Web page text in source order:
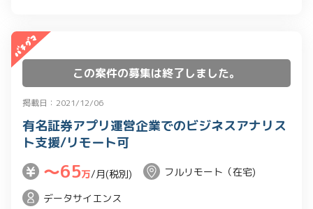
の原理の理解レベルがあれば問題ありま
せん。
2.新規媒体の開発ディレクション
新規サービスの立ち上げの開発ディレク
ションを担当していただきます。
主幹部門の「やりたいこと」を簡易要件
定義へ落とし込み、開発ベンダー管理・
この案件の募集は終了しました。
掲載日：2021/12/06
有名証券アプリ運営企業でのビジネスアナリス
ト支援/リモート可
〜65万/月(税別)
フルリモート（在宅)
データサイエンス